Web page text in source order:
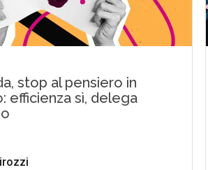
stop al pensiero in
efficienza sì, delega